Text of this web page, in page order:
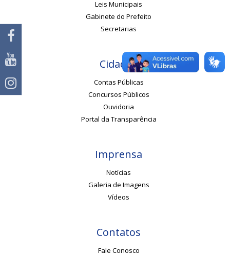
Leis Municipais
Gabinete do Prefeito
Secretarias
Cidadão
Contas Públicas
Concursos Públicos
Ouvidoria
Portal da Transparência
Imprensa
Notícias
Galeria de Imagens
Vídeos
Contatos
Fale Conosco